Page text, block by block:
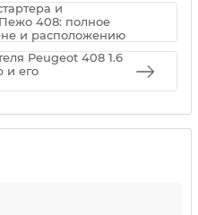
и
408: полное
и расположению
Peugeot 408 1.6
и его